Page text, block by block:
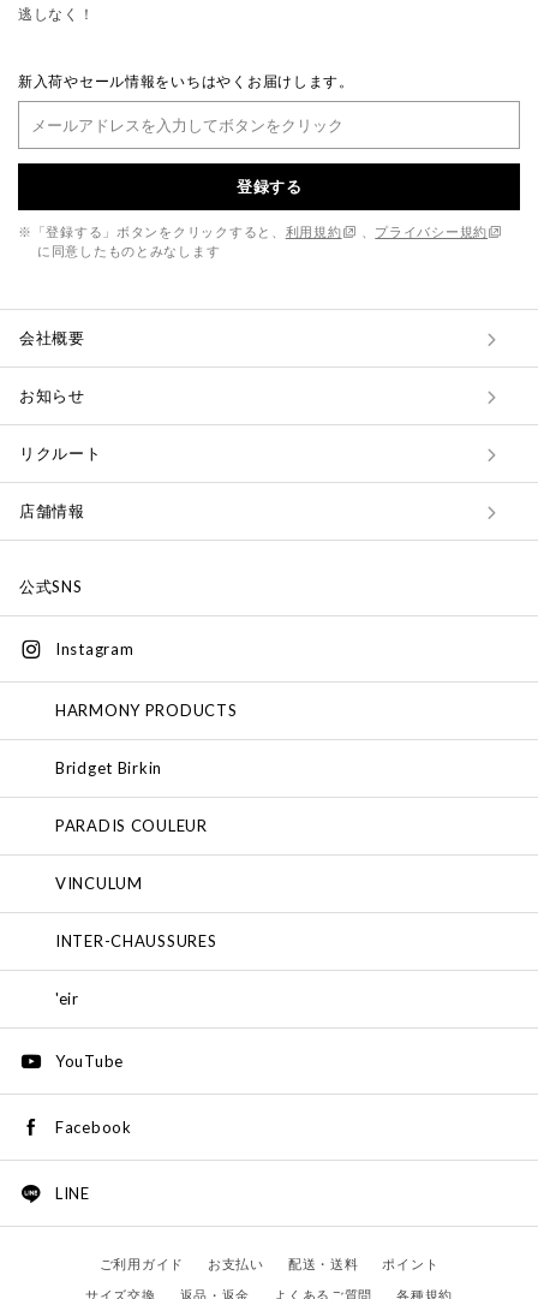
逃しなく！
新入荷やセール情報をいちはやくお届けします。
登録する
※「登録する」ボタンをクリックすると、 利用規約
プライバシー規約
に同意したものとみなします
会社概要
お知らせ
リクルート
店舗情報
公式SNS
Instagram
HARMONY PRODUCTS
Bridget Birkin
PARADIS COULEUR
VINCULUM
INTER-CHAUSSURES
'eir
YouTube
Facebook
LINE
ご利用ガイド お支払い 配送・送料
ポイント
サイズ交換
返品・返金 よくあるご質問 各種規約